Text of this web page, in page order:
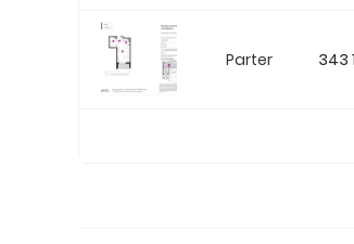
Parter 343